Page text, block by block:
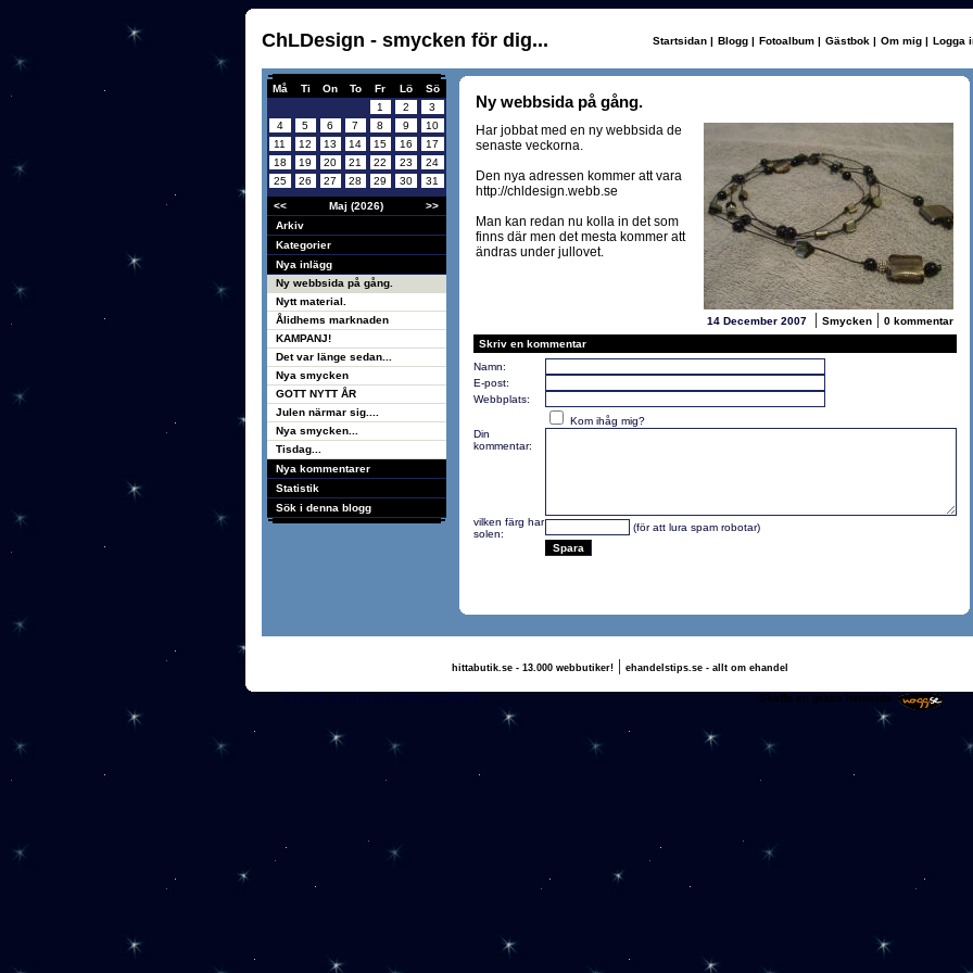
ChLDesign - smycken för dig... Startsidan | Blogg | Fotoalbum | Gästbok | Om mig | Logga
Må Ti On To Fr Lö
Sö
1
2
3
4
5 6 7 8 9
10
11
12 13 14 15 16
17
18
19 20 21 22 23
24
25
26 27 28 29 30 31
<< Maj (2026)
>>
Arkiv
Kategorier
Nya inlägg
Ny webbsida på gång.
Nytt material.
Ålidhems marknaden
KAMPANJ!
Det var länge sedan...
Nya smycken
GOTT NYTT ÅR
Julen närmar sig....
Nya smycken...
Tisdag...
Nya kommentarer
Statistik
Sök i denna blogg
Ny webbsida på gång.
Har jobbat med en ny webbsida de
senaste veckorna.
Den nya adressen kommer att vara
http://chldesign.webb.se
Man kan redan nu kolla in det som
finns där men det mesta kommer att
ändras under jullovet.
14 December 2007 | Smycken | 0 kommentar
Skriv en kommentar
Namn:
E-post:
Webbplats:
Kom ihåg mig?
Din
kommentar:
vilken färg har
solen:
(för att lura spam robotar)
hittabutik.se - 13.000 webbutiker!| ehandelstips.se - allt om ehandel
Skaffa en gratis hemsida